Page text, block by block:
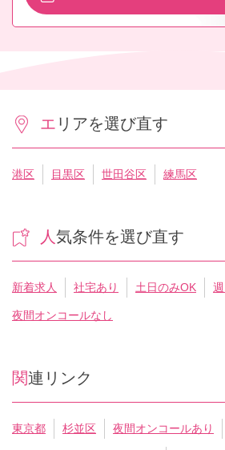
エリアを選び直す
港区 目黒区 世田谷区 練馬区
人気条件を選び直す
新着求人 社宅あり 土日のみOK
夜間オンコールなし
関連リンク
東京都 杉並区 夜間オンコールあり